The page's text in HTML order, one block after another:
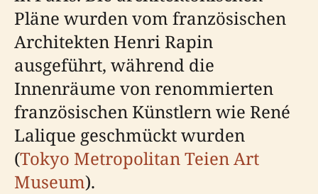
Pläne wurden vom französischen
Architekten Henri Rapin
ausgeführt, während die
Innenräume von renommierten
französischen Künstlern wie René
Lalique geschmückt wurden
(Tokyo Metropolitan Teien Art
Museum).